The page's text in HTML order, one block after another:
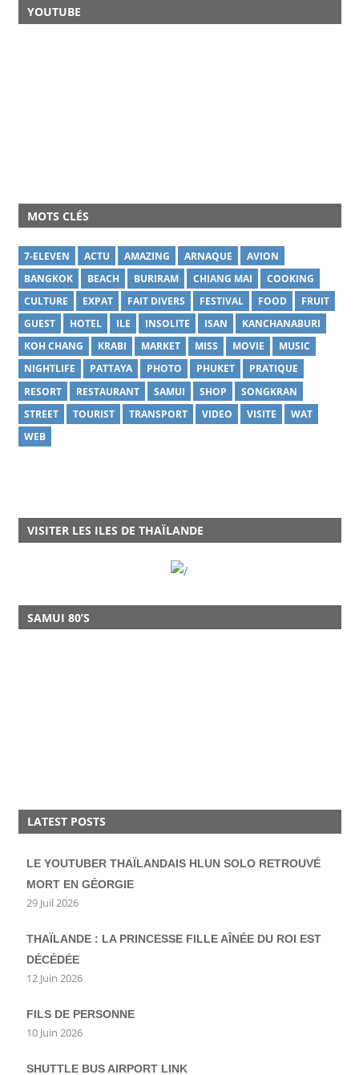
YOUTUBE
MOTS CLÉS
7-ELEVEN ACTU AMAZING ARNAQUE
AVION
BANGKOK
BEACH BURIRAM CHIANG MAI
COOKING
CULTURE
EXPAT FAIT DIVERS FESTIVAL FOOD
FRUIT
GUEST
HOTEL ILE INSOLITE ISAN
KANCHANABURI
KOH CHANG
KRABI MARKET MISS MOVIE
MUSIC
NIGHTLIFE
PATTAYA PHOTO PHUKET
PRATIQUE
RESORT
RESTAURANT SAMUI SHOP
SONGKRAN
STREET
TOURIST TRANSPORT VIDEO VISITE
WAT
WEB
VISITER LES ILES DE THAÏLANDE
SAMUI 80’S
LATEST POSTS
LE YOUTUBER THAÏLANDAIS HLUN SOLO RETROUVÉ
MORT EN GÉORGIE
29 Juil 2026
THAÏLANDE : LA PRINCESSE FILLE AÎNÉE DU ROI EST
DÉCÉDÉE
12 Juin 2026
FILS DE PERSONNE
10 Juin 2026
SHUTTLE BUS AIRPORT LINK